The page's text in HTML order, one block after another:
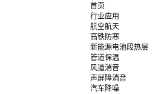
首页
行业应用
航空航天
高铁防寒
新能源电池段热层
管道保温
风道消音
声屏障消音
汽车降噪